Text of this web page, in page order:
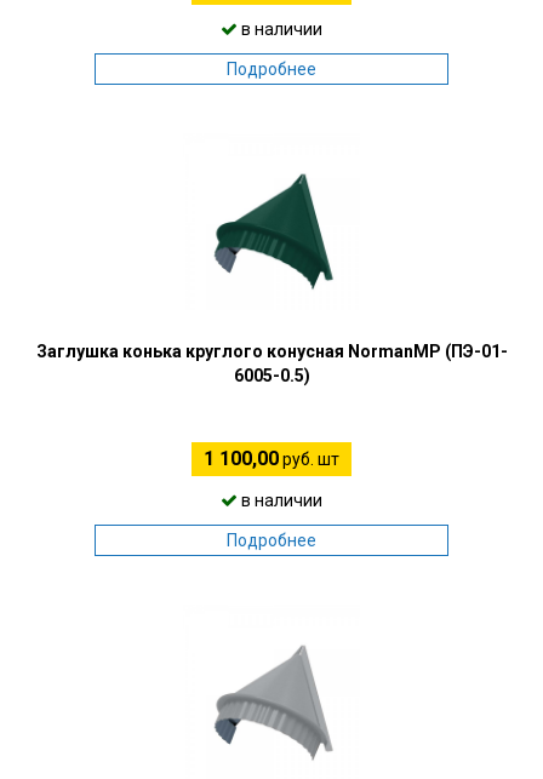
в наличии
Подробнее
Заглушка конька круглого конусная NormanMP (ПЭ-01-
6005-0.5)
1 100,00руб. шт
в наличии
Подробнее